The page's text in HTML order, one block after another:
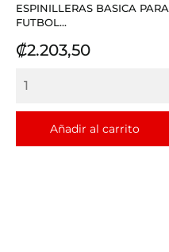
ESPINILLERAS BASICA PARA
FUTBOL...
Precio
₡2.203,50
Añadir al carrito